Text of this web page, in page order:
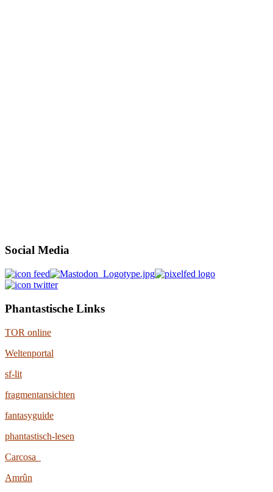
Social Media
Phantastische Links
TOR online
Weltenportal
sf-lit
fragmentansichten
fantasyguide
phantastisch-lesen
Carcosa
Amrûn